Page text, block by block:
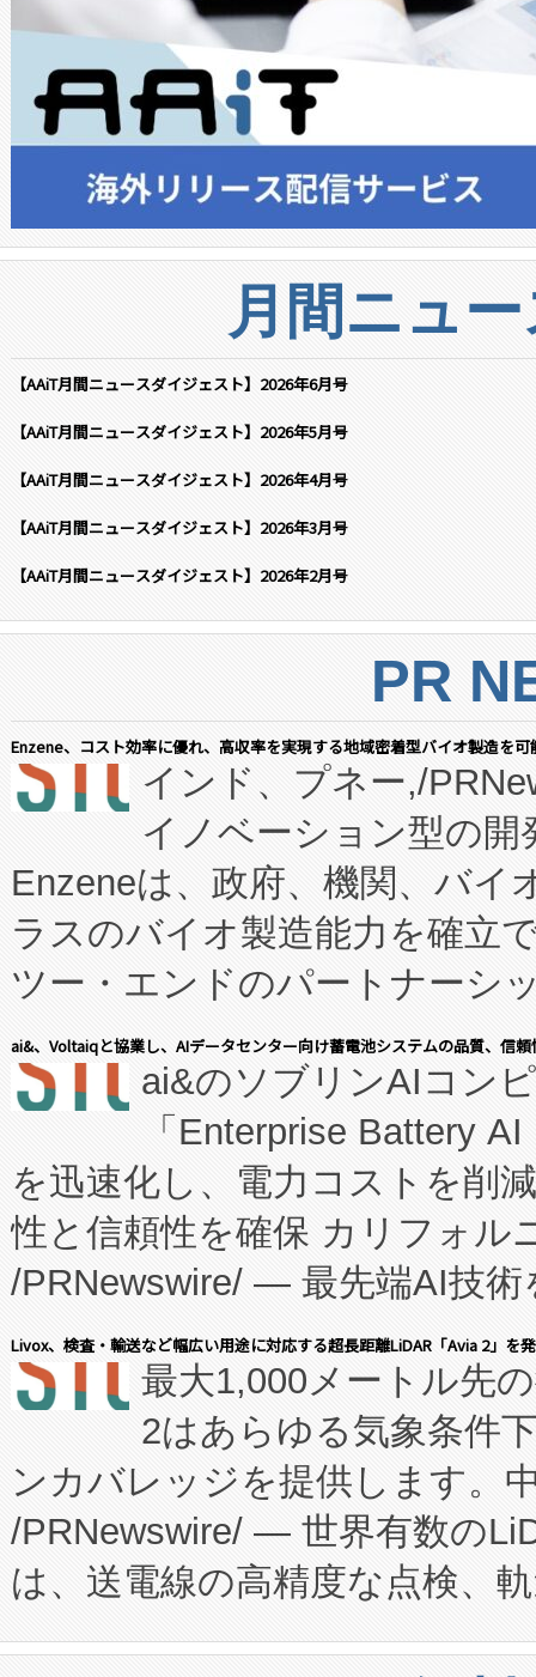
月間ニュ
【AAiT月間ニュースダイジェスト】2026年6月号
【AAiT月間ニュースダイジェスト】2026年5月号
【AAiT月間ニュースダイジェスト】2026年4月号
【AAiT月間ニュースダイジェスト】2026年3月号
【AAiT月間ニュースダイジェスト】2026年2月号
PR
Enzene、コスト効率に優れ、高収率を実現する地域密着型バイオ製造を
インド、プネー,/
イノベーション型の
Enzeneは、政府、機関、バイ
ラスのバイオ製造能力を確立
ツー・エンドのパートナーシ
表しました。 同社の実績ある
manufacturing™ (FCCM™) プ
たNeXは、バイオ医薬品製造
従来のフェッドバッチ施設の
に、患者やサプライチェーン
キー方式で拡張性が高く、持
す。FCCM‑を活用した現地生
患者にとっての費用負担を大
のアクセスを大幅に拡大する
Fully-Connected Continuous
プログラムには、施設設計・
に関する技術移転および知的
構造化トレーニングカリキュ
ai&、Voltaiqと協業し、AIデータセンター向け蓄電池システムの品質、信
ai&のソブリンAIコン
「Enterprise Battery
を迅速化し、電力コストを削
性と信頼性を確保 カリフォル
/PRNewswire/ — 最先端AI技術
会社エーアイ・アンド：本社
President原信平）と、エンタ
ードするVoltaiqは、日本にあ
ーエネルギー貯蔵システム（
た。 Voltaiq独自のAI搭載プラ
定、統合、導入、運用に至る
安全性を追跡し、確保する事
Livox、検査・輸送など幅広い用途に対応する超長距離LiDAR「Avia 2」を
最大1,000メートル先
2はあらゆる気象条件
ンカバレッジを提供します。
/PRNewswire/ — 世界有数の
は、送電線の高精度な点検、
や穀物倉庫におけるバルク材